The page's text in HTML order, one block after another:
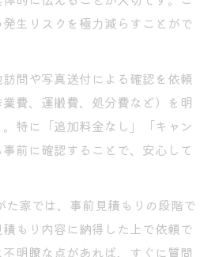
生リスクを極力減らすことがで
問や写真送付による確認を依頼
費、運搬費、処分費など）を明
特に「追加料金なし」「キャン
前に確認することで、安心して
た家では、事前見積もりの段階で
もり内容に納得した上で依頼で
明瞭な点があれば、すぐに質問